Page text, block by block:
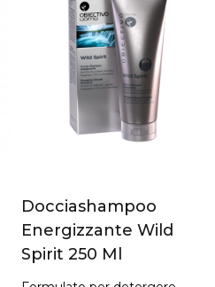
Docciashampoo
Energizzante Wild
Spirit 250 Ml